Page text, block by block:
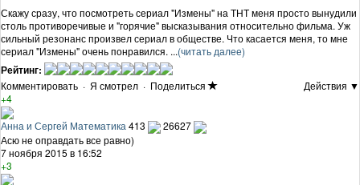
Скажу сразу, что посмотреть сериал "Измены" на ТНТ меня просто вынудили
столь противоречивые и "горячие" высказывания относительно фильма. Уж
сильный резонанс произвел сериал в обществе. Что касается меня, то мне
сериал "Измены" очень понравился. ...(читать далее)
Рейтинг:
Комментировать · Я смотрел · Поделиться
Действия ▼
+4
Анна и Сергей Математика 413
26627
Асю не оправдать все равно)
7 ноября 2015 в 16:52
+3